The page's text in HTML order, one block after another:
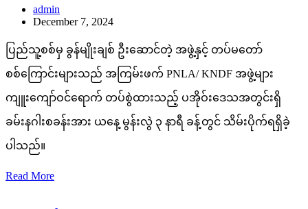
admin
December 7, 2024
ပြည်သူ့စစ်မှ ခွန်မျိုးချစ် ဦးဆောင်တဲ့ အဖွဲ့နှင့် တပ်မတော်
စစ်ကြောင်းများသည် အကြမ်းဖက် PNLA/ KNDF အဖွဲ့များ
ကျူးကျော်ဝင်ရောက် တပ်စွဲထားသည့် ပအိုဝ်းဒေသအတွင်းရှိ
ခမ်းနဂါးစခန်းအား ယနေ့ မွန်းလွဲ ၃ နာရီ ခန့်တွင် သိမ်းပိုက်ရရှိခဲ့
ပါသည်။
Read More